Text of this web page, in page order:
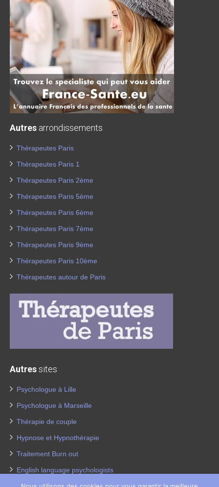
Autres arrondissements
Thérapeutes Paris
Thérapeutes Paris 1
Thérapeutes Paris 2ème
Thérapeutes Paris 5ème
Thérapeutes Paris 6ème
Thérapeutes Paris 7ème
Thérapeutes Paris 9ème
Thérapeutes Paris 10ème
Thérapeutes autour de Paris
Autressites
Psychologue à Lille
Psychologue à Marseille
Thérapie de couple
Hypnose et Hypnothérapie
Traitement Burn out
English language psychologists